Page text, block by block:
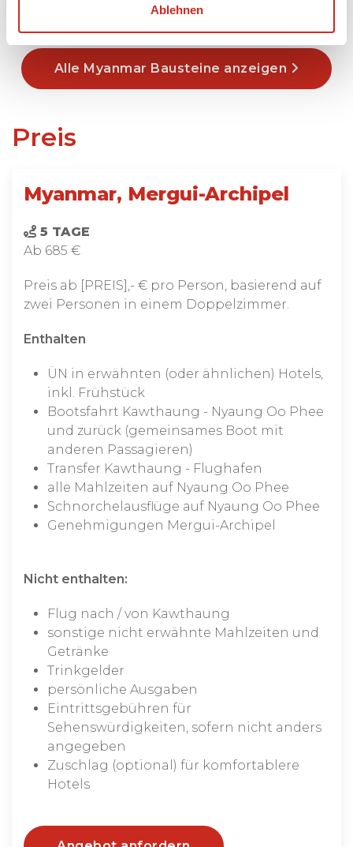
Ablehnen
Alle Myanmar Bausteine anzeigen
Preis
Myanmar, Mergui-Archipel
5 TAGE
Ab 685 €
Preis ab [PREIS],- € pro Person, basierend auf
zwei Personen in einem Doppelzimmer.
Enthalten
ÜN in erwähnten (oder ähnlichen) Hotels,
inkl. Frühstück
Bootsfahrt Kawthaung - Nyaung Oo Phee
und zurück (gemeinsames Boot mit
anderen Passagieren)
Transfer Kawthaung - Flughafen
alle Mahlzeiten auf Nyaung Oo Phee
Schnorchelausflüge auf Nyaung Oo Phee
Genehmigungen Mergui-Archipel
Nicht enthalten:
Flug nach / von Kawthaung
sonstige nicht erwähnte Mahlzeiten und
Getränke
Trinkgelder
persönliche Ausgaben
Eintrittsgebühren für
Sehenswürdigkeiten, sofern nicht anders
angegeben
Zuschlag (optional) für komfortablere
Hotels